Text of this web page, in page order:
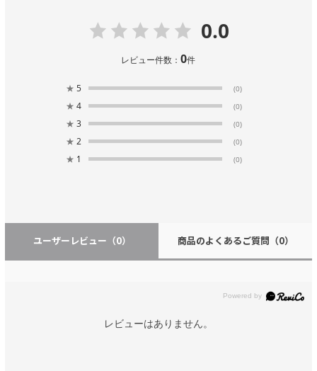
0.0
レビュー件数：0件
★ 5 (0)
★ 4 (0)
★ 3 (0)
★ 2 (0)
★ 1 (0)
ユーザーレビュー （0） 商品のよくあるご質問 （0）
レビューはありません。